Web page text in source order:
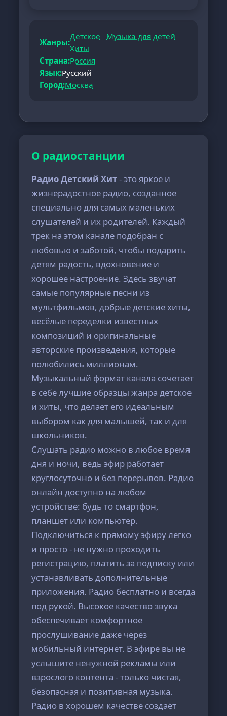
Жанры:
Детское
Музыка для детей
Хиты
Страна:Россия
Язык:Русский
Город:Москва
О радиостанции
Радио Детский Хит- это яркое и
жизнерадостное радио, созданное
специально для самых маленьких
слушателей и их родителей. Каждый
трек на этом канале подобран с
любовью и заботой, чтобы подарить
детям радость, вдохновение и
хорошее настроение. Здесь звучат
самые популярные песни из
мультфильмов, добрые детские хиты,
весёлые переделки известных
композиций и оригинальные
авторские произведения, которые
полюбились миллионам.
Музыкальный формат канала сочетает
в себе лучшие образцы жанра детское
и хиты, что делает его идеальным
выбором как для малышей, так и для
школьников.
Слушать радио можно в любое время
дня и ночи, ведь эфир работает
круглосуточно и без перерывов. Радио
онлайн доступно на любом
устройстве: будь то смартфон,
планшет или компьютер.
Подключиться к прямому эфиру легко
и просто - не нужно проходить
регистрацию, платить за подписку или
устанавливать дополнительные
приложения. Радио бесплатно и всегда
под рукой. Высокое качество звука
обеспечивает комфортное
прослушивание даже через
мобильный интернет. В эфире вы не
услышите ненужной рекламы или
взрослого контента - только чистая,
безопасная и позитивная музыка.
Радио в хорошем качестве создаёт